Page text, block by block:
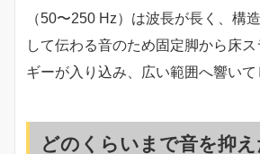
（50〜250 Hz）は波長が長く、構
して伝わる音のため固定脚から床
ギーが入り込み、広い範囲へ響いて
どのくらいまで音を抑え